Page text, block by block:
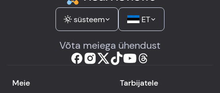
süsteem ET
Võta meiega ühendust
Meie
Tarbijatele